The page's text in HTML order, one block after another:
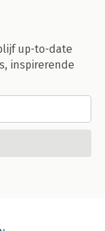
up-to-date
inspirerende